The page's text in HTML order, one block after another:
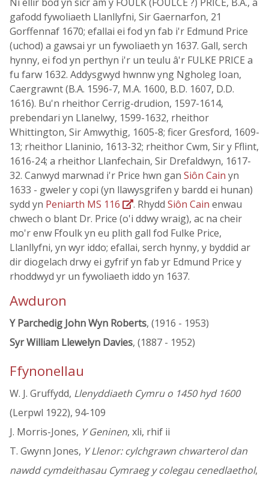
gafodd fywoliaeth Llanllyfni, Sir Gaernarfon, 21
Gorffennaf 1670; efallai ei fod yn fab i'r Edmund Price
(uchod) a gawsai yr un fywoliaeth yn 1637. Gall, serch
hynny, ei fod yn perthyn i'r un teulu â'r FULKE PRICE a
fu farw 1632. Addysgwyd hwnnw yng Ngholeg Ioan,
Caergrawnt (B.A. 1596-7, M.A. 1600, B.D. 1607, D.D.
1616). Bu'n rheithor Cerrig-drudion, 1597-1614,
prebendari yn Llanelwy, 1599-1632, rheithor
Whittington, Sir Amwythig, 1605-8; ficer Gresford, 1609-
13; rheithor Llaninio, 1613-32; rheithor Cwm, Sir y Fflint,
1616-24; a rheithor Llanfechain, Sir Drefaldwyn, 1617-
32. Canwyd marwnad i'r Price hwn gan Siôn Cain yn
1633 - gweler y copi (yn llawysgrifen y bardd ei hunan)
sydd yn Peniarth MS 116 . Rhydd Siôn Cain enwau
chwech o blant Dr. Price (o'i ddwy wraig), ac na cheir
mo'r enw Ffoulk yn eu plith gall fod Fulke Price,
Llanllyfni, yn wyr iddo; efallai, serch hynny, y byddid ar
dir diogelach drwy ei gyfrif yn fab yr Edmund Price y
rhoddwyd yr un fywoliaeth iddo yn 1637.
Awduron
Y Parchedig John Wyn Roberts, (1916 - 1953)
Syr William Llewelyn Davies, (1887 - 1952)
Ffynonellau
W. J. Gruffydd, Llenyddiaeth Cymru o 1450 hyd 1600
(Lerpwl 1922), 94-109
J. Morris-Jones, Y Geninen, xli, rhif ii
T. Gwynn Jones, Y Llenor: cylchgrawn chwarterol dan
nawdd cymdeithasau Cymraeg y colegau cenedlaethol,